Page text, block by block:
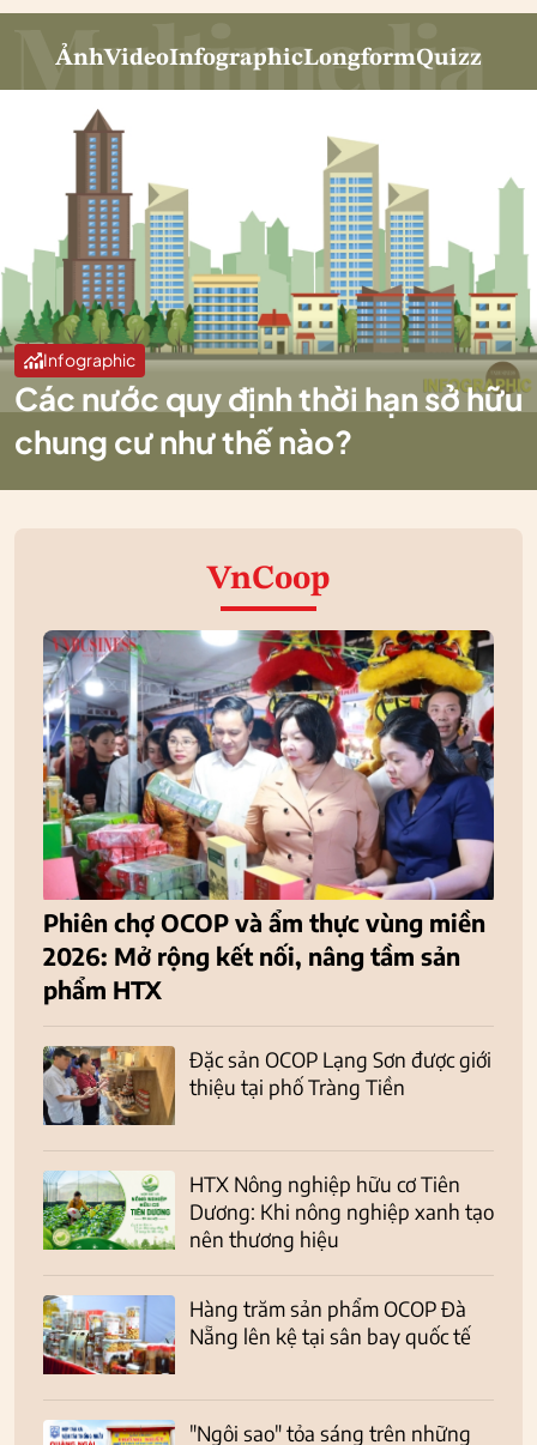
ẢnhVideoInfographicLongformQuizz
Infographic
Các nước quy định thời hạn sở hữu
chung cư như thế nào?
VnCoop
Phiên chợ OCOP và ẩm thực vùng miền
2026: Mở rộng kết nối, nâng tầm sản
phẩm HTX
Đặc sản OCOP Lạng Sơn được giới
thiệu tại phố Tràng Tiền
HTX Nông nghiệp hữu cơ Tiên
Dương: Khi nông nghiệp xanh tạo
nên thương hiệu
Hàng trăm sản phẩm OCOP Đà
Nẵng lên kệ tại sân bay quốc tế
"Ngôi sao" tỏa sáng trên những